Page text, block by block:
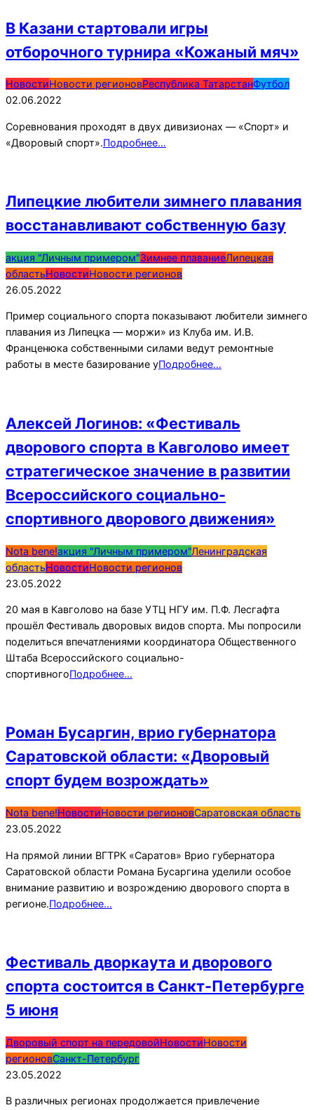
В Казани стартовали игры
отборочного турнира «Кожаный мяч»
2022-
06-
НовостиНовости регионовРеспублика ТатарстанФутбол
02.06.2022
Соревнования проходят в двух дивизионах — «Спорт» и
«Дворовый спорт».Подробнее…
Липецкие любители зимнего плавания
восстанавливают собственную базу
2022-
05-
26
акция "Личным примером"Зимнее плаваниеЛипецкая
областьНовостиНовости регионов
26.05.2022
Пример социального спорта показывают любители зимнего
плавания из Липецка — моржи» из Клуба им. И.В.
Франценюка собственными силами ведут ремонтные
работы в месте базирование уПодробнее…
Алексей Логинов: «Фестиваль
дворового спорта в Кавголово имеет
стратегическое значение в развитии
Всероссийского социально-
спортивного дворового движения»
2022-
05-
23
Nota bene!акция "Личным примером"Ленинградская
областьНовостиНовости регионов
23.05.2022
20 мая в Кавголово на базе УТЦ НГУ им. П.Ф. Лесгафта
прошёл Фестиваль дворовых видов спорта. Мы попросили
поделиться впечатлениями координатора Общественного
Штаба Всероссийского социально-
спортивногоПодробнее…
Роман Бусаргин, врио губернатора
Саратовской области: «Дворовый
спорт будем возрождать»
2022-
05-
Nota bene!НовостиНовости регионовСаратовская область
23.05.2022
На прямой линии ВГТРК «Саратов» Врио губернатора
Саратовской области Романа Бусаргина уделили особое
внимание развитию и возрождению дворового спорта в
регионе.Подробнее…
Фестиваль дворкаута и дворового
спорта состоится в Санкт-Петербурге
5 июня
2022-
05-
23
Дворовый спорт на передовойНовостиНовости
регионовСанкт-Петербург
23.05.2022
В различных регионах продолжается привлечение